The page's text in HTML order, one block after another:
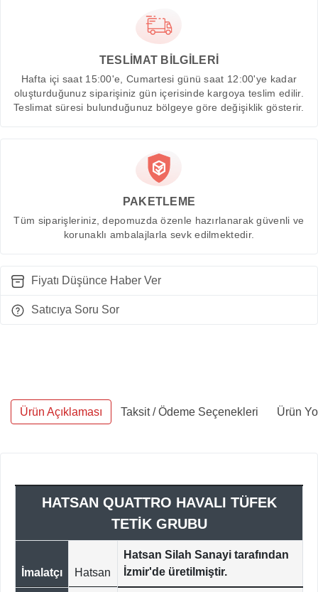
TESLİMAT BİLGİLERİ
Hafta içi saat 15:00'e, Cumartesi günü saat 12:00'ye kadar
oluşturduğunuz siparişiniz gün içerisinde kargoya teslim edilir.
Teslimat süresi bulunduğunuz bölgeye göre değişiklik gösterir.
PAKETLEME
Tüm siparişleriniz, depomuzda özenle hazırlanarak güvenli ve
korunaklı ambalajlarla sevk edilmektedir.
Fiyatı Düşünce Haber Ver
Satıcıya Soru Sor
Ürün Açıklaması Taksit / Ödeme Seçenekleri Ürün
HATSAN QUATTRO HAVALI TÜFEK
TETİK GRUBU
İmalatçı Hatsan
Hatsan Silah Sanayi tarafından
İzmir'de üretilmiştir.